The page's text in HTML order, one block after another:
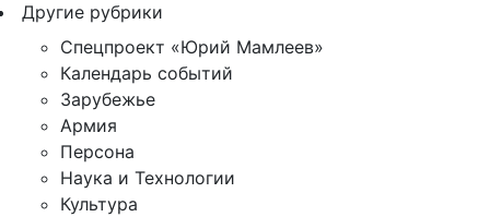
Другие рубрики
Спецпроект «Юрий Мамлеев»
Календарь событий
Зарубежье
Армия
Персона
Наука и Технологии
Культура